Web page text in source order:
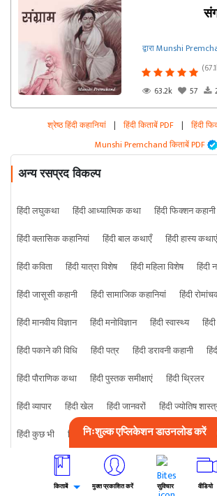
द्वारा Munshi
63.2k
57
श्रेष्ठ हिंदी कहानियां | हिंदी किताबें PDF | हिंदी
Munshi Premchand किताबें PDF
अन्य रसप्रद विकल्प
हिंदी लघुकथा हिंदी आध्यात्मिक कथा हिंदी फिक्शन कहानी
हिंदी क्लासिक कहानियां
हिंदी बाल कथाएँ हिंदी हास्य कथाएं
हिंदी कविता
हिंदी यात्रा विशेष हिंदी महिला विशेष हिंदी
हिंदी जासूसी कहानी
हिंदी सामाजिक कहानियां
हिंदी
हिंदी मानवीय विज्ञान
हिंदी मनोविज्ञान हिंदी स्वास्थ्य
हिंदी पकाने की विधि
हिंदी पत्र हिंदी डरावनी कहानी
हिंदी पौराणिक कथा
हिंदी पुस्तक समीक्षाएं हिंदी थ्रिलर
हिंदी व्यापार
हिंदी खेल हिंदी जानवरों हिंदी ज्योतिष
हिंदी कुछ भी
हिंदी क्राइम कहानी
निःशुल्क एप्लिकेशन डाउनलोड करें
किताबें मुक्त प्रकाशित करें सुविचार वीडियो